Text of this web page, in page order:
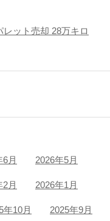
ット売却 28万キロ
6月 2026年5月
2月 2026年1月
年10月 2025年9月